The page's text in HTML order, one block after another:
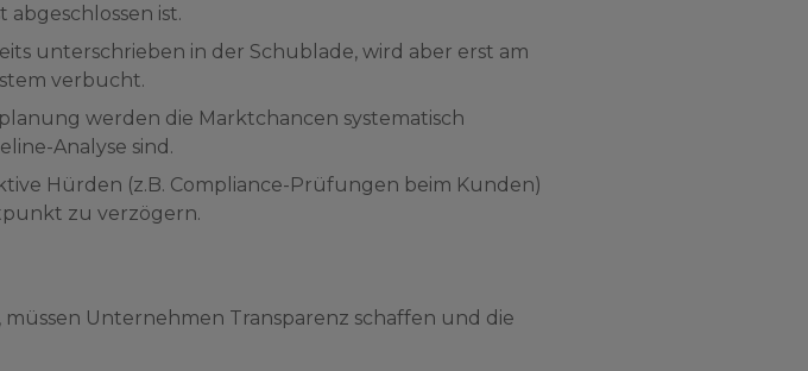
ist.
unterschrieben in der Schublade, wird aber erst am
verbucht.
werden die Marktchancen systematisch
Analyse sind.
Hürden (z.B. Compliance-Prüfungen beim Kunden)
zu verzögern.
Unternehmen Transparenz schaffen und die